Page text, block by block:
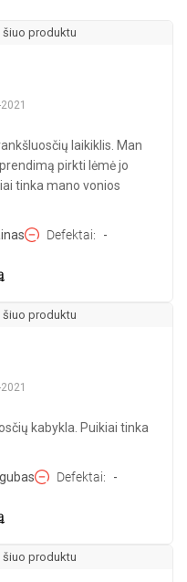
šiuo produktu
laikiklis. Man
pirkti lėmė jo
tinka mano vonios
Defektai -
šiuo produktu
kabykla. Puikiai tinka
Defektai -
šiuo produktu